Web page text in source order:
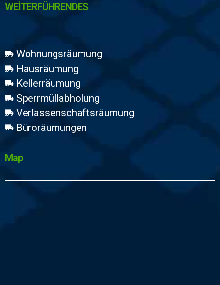
WEİTERFÜHRENDES
Wohnungsräumung
Hausräumung
Kellerräumung
Sperrmüllabholung
Verlassenschaftsräumung
Büroräumungen
Map